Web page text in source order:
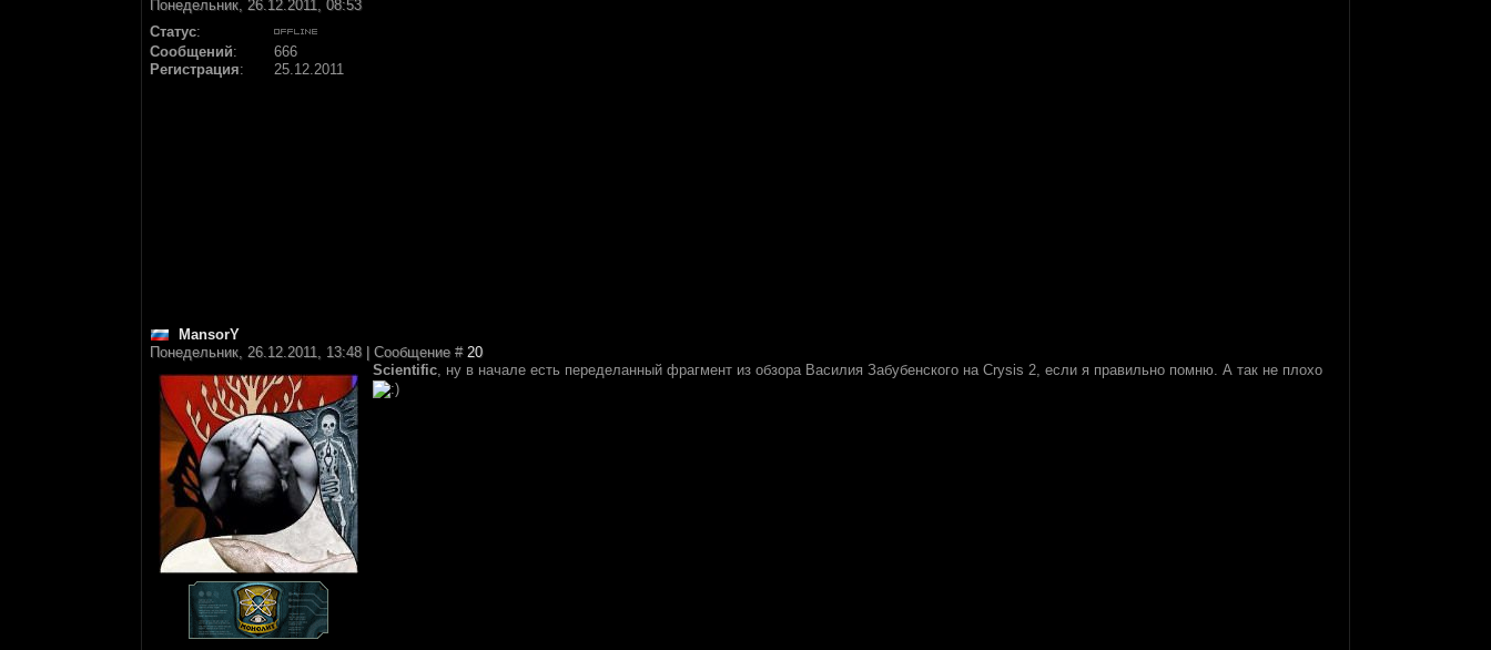
Понедельник, 26.12.2011, 08:53
Статус:
Сообщений:
666
Регистрация: 25.12.2011
MansorY
Понедельник, 26.12.2011, 13:48 | Сообщение # 20
Scientific, ну в начале есть переделанный фрагмент из обзора Василия Забубенского на Crysis 2, если я правильно помню. А так не плохо